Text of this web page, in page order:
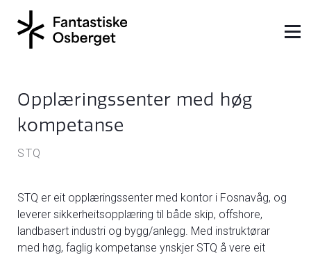
Opplæringssenter med høg
kompetanse
STQ
STQ er eit opplæringssenter med kontor i Fosnavåg, og
leverer sikkerheitsopplæring til både skip, offshore,
landbasert industri og bygg/anlegg. Med instruktørar
med høg, faglig kompetanse ynskjer STQ å vere eit